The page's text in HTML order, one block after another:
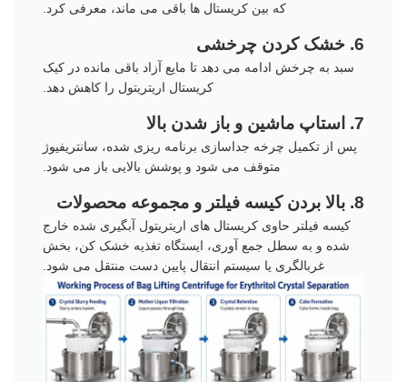
که بین کریستال ها باقی می ماند، معرفی کرد.
6. خشک کردن چرخشی
سبد به چرخش ادامه می دهد تا مایع آزاد باقی مانده در کیک
کریستال اریتریتول را کاهش دهد.
7. استاپ ماشین و باز شدن بالا
پس از تکمیل چرخه جداسازی برنامه ریزی شده، سانتریفیوژ
متوقف می شود و پوشش بالایی باز می شود.
8. بالا بردن کیسه فیلتر و مجموعه محصولات
کیسه فیلتر حاوی کریستال های اریتریتول آبگیری شده خارج
شده و به سطل جمع آوری، ایستگاه تغذیه خشک کن، بخش
غربالگری یا سیستم انتقال پایین دست منتقل می شود.